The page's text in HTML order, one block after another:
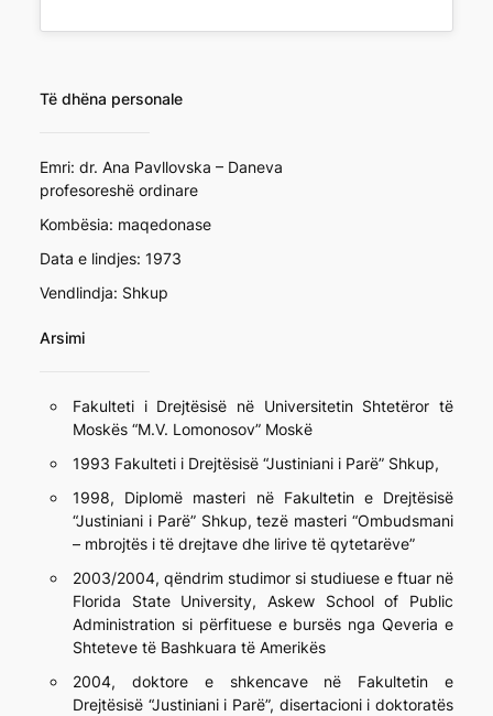
Të dhëna personale
Emri: dr. Ana Pavllovska – Daneva
profesoreshë ordinare
Kombësia: maqedonase
Data e lindjes: 1973
Vendlindja: Shkup
Arsimi
Fakulteti i Drejtësisë në Universitetin Shtetëror të
Moskës “M.V. Lomonosov” Moskë
1993 Fakulteti i Drejtësisë “Justiniani i Parë” Shkup,
1998, Diplomë masteri në Fakultetin e Drejtësisë
“Justiniani i Parë” Shkup, tezë masteri “Ombudsmani
– mbrojtës i të drejtave dhe lirive të qytetarëve”
2003/2004, qëndrim studimor si studiuese e ftuar në
Florida State University, Askew School of Public
Administration si përfituese e bursës nga Qeveria e
Shteteve të Bashkuara të Amerikës
2004, doktore e shkencave në Fakultetin e
Drejtësisë “Justiniani i Parë”, disertacioni i doktoratës